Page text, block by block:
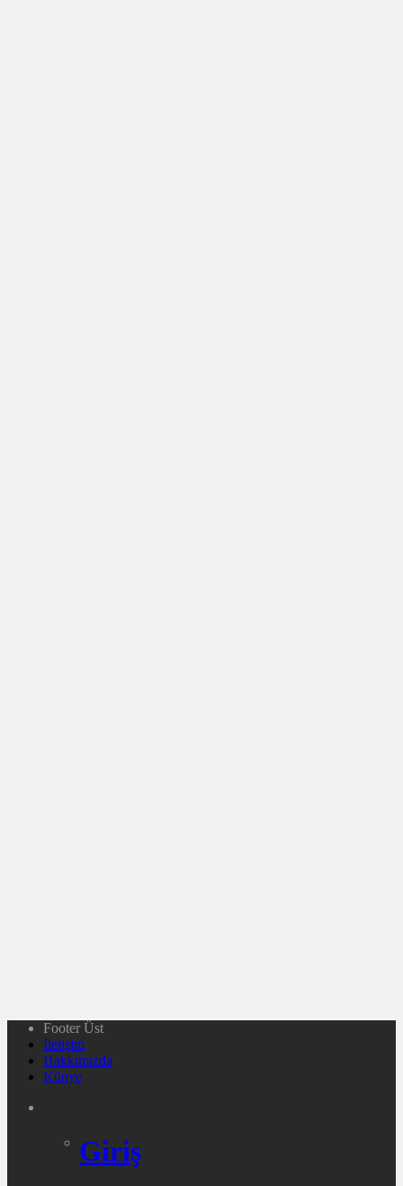
Footer Üst
İletişim
Hakkımızda
Künye
Giriş